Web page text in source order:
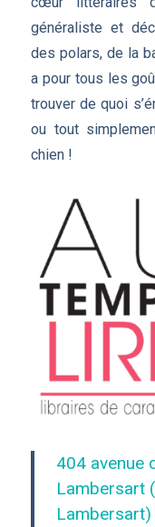
généraliste et
des polars, de la
a pour tous les
trouver de quoi
ou tout
chien !
404 avenue
Lambersart
Lambersart)